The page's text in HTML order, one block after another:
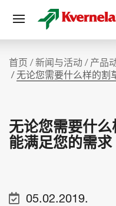
首页 新闻与活动 产品
无论您需要什么样的割
无论您需要什
能满足您的需求
05.02.2019.
Cookie管理面板